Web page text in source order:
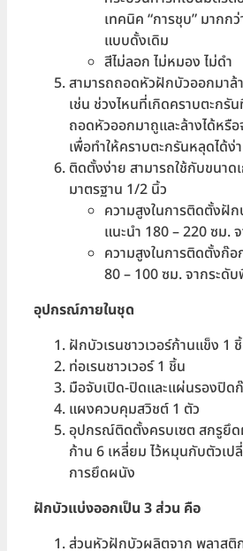
เทคนิค “การชุบ” มากก
แบบดั้งเดิม
สีไม่ลอก ไม่หมอง ไม่ดำ
สามารถถอดหัวฝักบัวออกมาล้
เช่น ช่วงไหนที่เกิดคราบตะกรั
ถอดหัวออกมาถูและล้างได้หรื
เพื่อทำให้คราบตะกรันหลุดได้ง่
ติดตั้งง่าย สามารถใช้กับขนาด
มาตรฐาน 1/2 นิ้ว
ความสูงในการติดตั้งฝัก
แนะนำ 180 – 220 ซม.
ความสูงในการติดตั้งก๊
80 – 100 ซม. จากระดั
อุปกรณ์ภายในชุด
ฝักบัวเรนชาวเวอร์ก้านแข็ง 1
ท่อเรนชาวเวอร์ 1 ชิ้น
มือจับเปิด-ปิดและแผ่นรองปิด
แผงควบคุมสวิชต์ 1 ตัว
อุปกรณ์ติดตั้งครบเซต สกรูยึ
ก้าน 6 เหลี่ยม ไว้หมุนกับตัวเ
การยึดผนัง
ฝักบัวแบ่งออกเป็น 3 ส่วน คือ
ส่วนหัวฝักบัวผลิตจาก พลาสติ